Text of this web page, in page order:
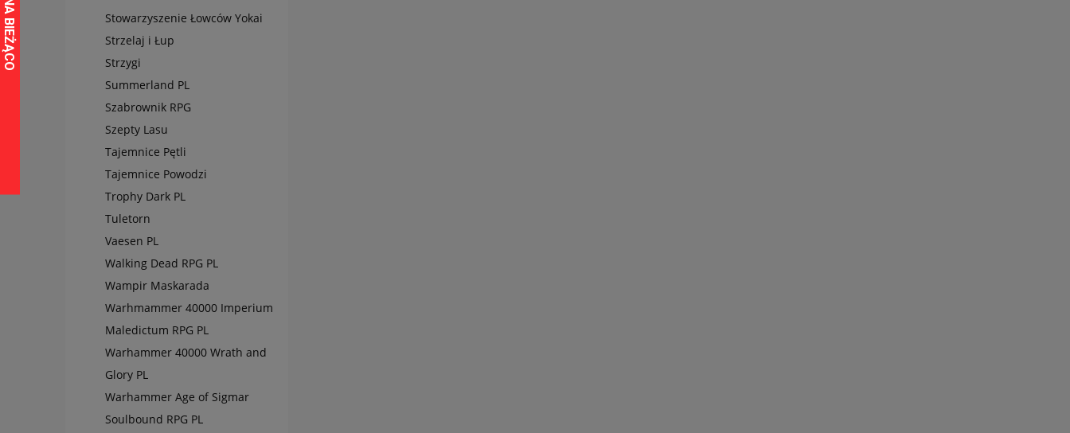
Stowarzyszenie Łowców Yokai
Strzelaj i Łup
Strzygi
Summerland PL
Szabrownik RPG
Szepty Lasu
Tajemnice Pętli
Tajemnice Powodzi
Trophy Dark PL
Tuletorn
Vaesen PL
Walking Dead RPG PL
Wampir Maskarada
Warhmammer 40000 Imperium
Maledictum RPG PL
Warhammer 40000 Wrath and
Glory PL
Warhammer Age of Sigmar
Soulbound RPG PL